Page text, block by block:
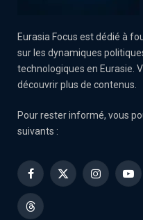
Eurasia Focus est dédié à
sur les dynamiques
technologiques en Eurasie.
découvrir plus de contenus.
Pour rester informé, vous
suivants :
Facebook
X
Instagram
Threads